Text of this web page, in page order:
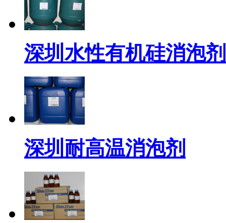
深圳水性有机硅消泡剂
深圳耐高温消泡剂